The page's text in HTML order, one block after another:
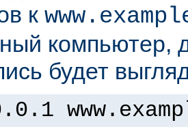
к
компьютер,
будет